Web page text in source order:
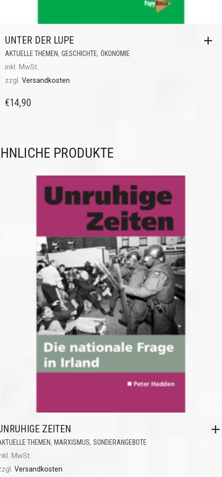
UNTER DER LUPE
AKTUELLE THEMEN, GESCHICHTE, ÖKONOMIE
inkl. MwSt.
zzgl. Versandkosten
€14,90
PRODUKTE
ZEITEN
THEMEN, MARXISMUS, SONDERANGEBOTE
MwSt.
Versandkosten